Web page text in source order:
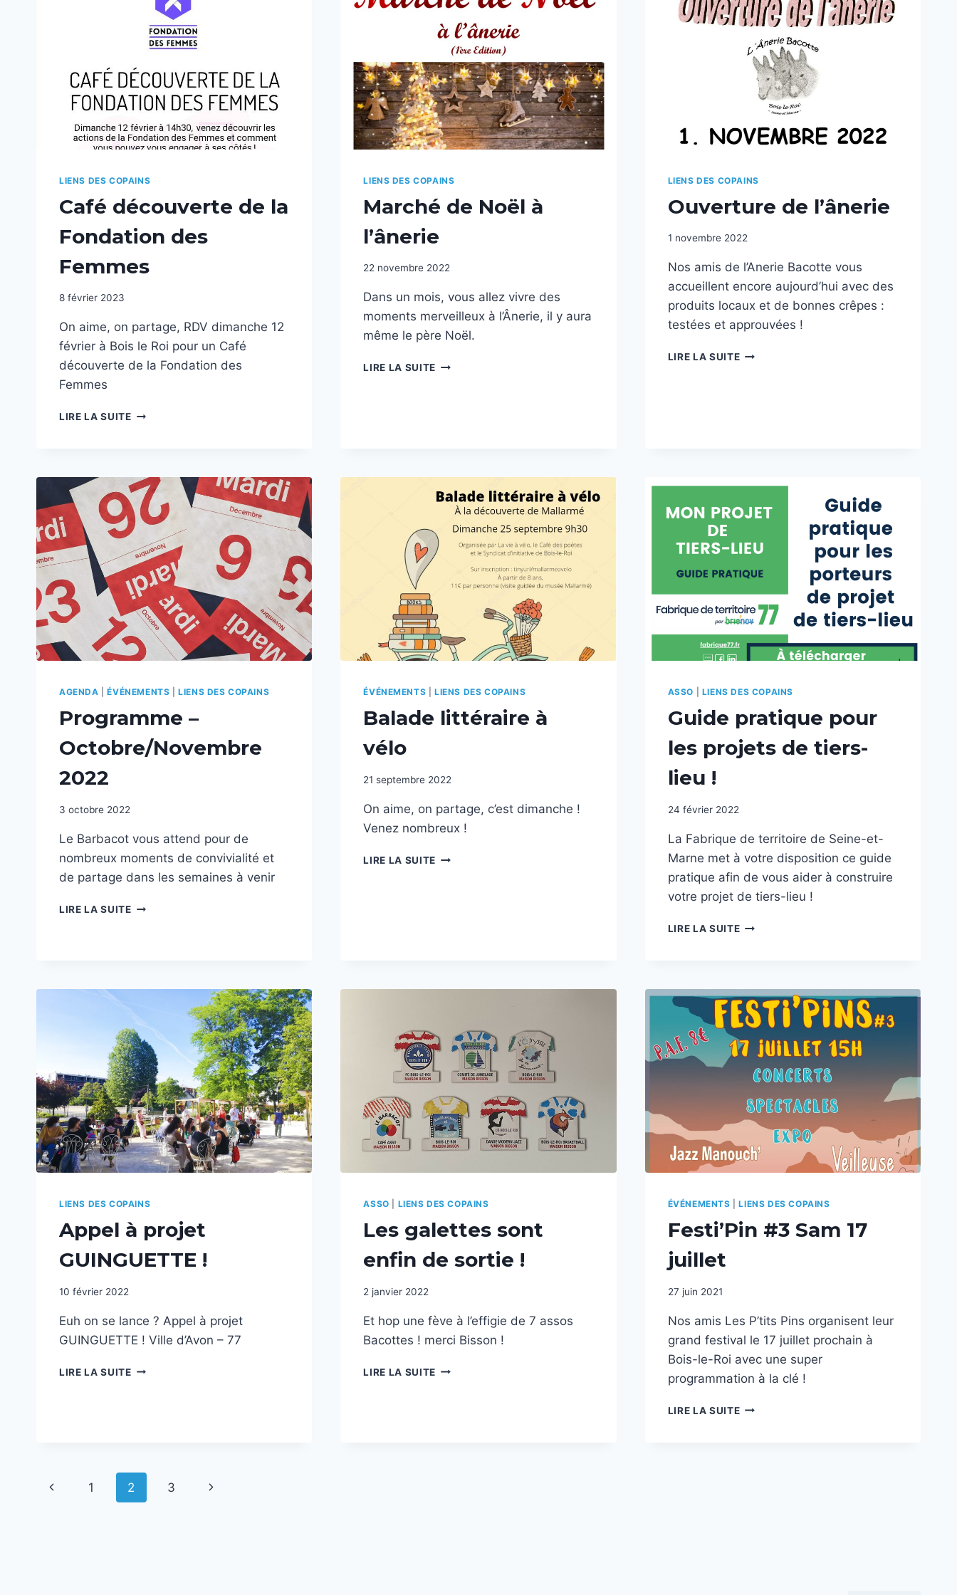
LIENS DES COPAINS
Café découverte de la
Fondation des
Femmes
8 février 2023
On aime, on partage, RDV dimanche 12
février à Bois le Roi pour un Café
découverte de la Fondation des
Femmes
LIRE LA SUITECAFÉ
DES
FEMMES
LIENS DES COPAINS
Marché de Noël à
l’ânerie
22 novembre 2022
Dans un mois, vous allez vivre des
moments merveilleux à l’Ânerie, il y aura
même le père Noël.
LIRE LA SUITE MARCHÉ
LIENS DES COPAINS
Ouverture de l’ânerie
1 novembre 2022
Nos amis de l’Anerie Bacotte vous
accueillent encore aujourd’hui avec des
produits locaux et de bonnes crêpes :
testées et approuvées !
LIRE LA SUITEOUVERTURE
AGENDA |ÉVÉNEMENTS |LIENS DES COPAINS
Programme –
Octobre/Novembre
2022
3 octobre 2022
Le Barbacot vous attend pour de
nombreux moments de convivialité et
de partage dans les semaines à venir
LIRE LA SUITEPROGRAMME
ÉVÉNEMENTS |LIENS DES COPAINS
Balade littéraire à
vélo
21 septembre 2022
On aime, on partage, c’est dimanche !
Venez nombreux !
LIRE LA SUITE BALADE
ASSO LIENS DES COPAINS
Guide pratique pour
les projets de tiers-
lieu !
24 février 2022
La Fabrique de territoire de Seine-et-
Marne met à votre disposition ce guide
pratique afin de vous aider à construire
votre projet de tiers-lieu !
LIRE LA SUITEGUIDE
DE
TIERS-
LIEU
!
LIENS DES COPAINS
Appel à projet
GUINGUETTE !
10 février 2022
Euh on se lance ? Appel à projet
GUINGUETTE ! Ville d’Avon – 77
LIRE LA SUITEAPPEL
ASSO LIENS DES COPAINS
Les galettes sont
enfin de sortie !
2 janvier 2022
Et hop une fève à l’effigie de 7 assos
Bacottes ! merci Bisson !
LIRE LA SUITE LES
ÉVÉNEMENTS |LIENS DES COPAINS
Festi’Pin #3 Sam 17
juillet
27 juin 2021
Nos amis Les P’tits Pins organisent leur
grand festival le 17 juillet prochain à
Bois-le-Roi avec une super
programmation à la clé !
LIRE LA SUITEFESTI’PIN
Navigation
Page
1 2 3
Page